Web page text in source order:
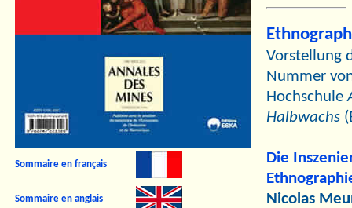
Sommaire en français
Sommaire en anglais
Vorstellung
Nummer
Hochschule
Halbwachs
Die
Nicolas